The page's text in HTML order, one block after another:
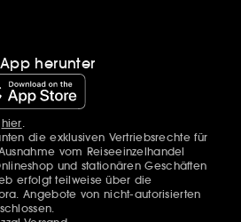
herunter
hier
die exklusiven Vertriebsrechte für
vom Reiseeinzelhandel
und stationären Geschäften
erfolgt teilweise über die
Angebote von nicht-autorisierten